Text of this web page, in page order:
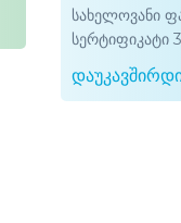
სახელოვანი
სერტიფიკატი